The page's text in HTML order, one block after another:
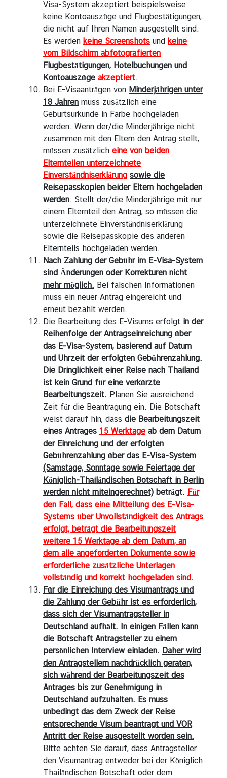
Visa-System akzeptiert beispielsweise
keine Kontoauszüge und Flugbestätigungen,
die nicht auf Ihren Namen ausgestellt sind.
Es werden keine Screenshots und keine
vom Bildschirm abfotografierten
Flugbestätigungen, Hotelbuchungen und
Kontoauszüge akzeptiert.
Bei E-Visaanträgen von Minderjährigen unter
18 Jahren muss zusätzlich eine
Geburtsurkunde in Farbe hochgeladen
werden. Wenn der/die Minderjährige nicht
zusammen mit den Eltern den Antrag stellt,
müssen zusätzlich eine von beiden
Elternteilen unterzeichnete
Einverständniserklärung sowie die
Reisepasskopien beider Eltern hochgeladen
werden. Stellt der/die Minderjährige mit nur
einem Elternteil den Antrag, so müssen die
unterzeichnete Einverständniserklärung
sowie die Reisepasskopie des anderen
Elternteils hochgeladen werden.
Nach Zahlung der Gebühr im E-Visa-System
sind Änderungen oder Korrekturen nicht
mehr möglich. Bei falschen Informationen
muss ein neuer Antrag eingereicht und
erneut bezahlt werden.
Die Bearbeitung des E-Visums erfolgt in der
Reihenfolge der Antragseinreichung über
das E-Visa-System, basierend auf Datum
und Uhrzeit der erfolgten Gebührenzahlung.
Die Dringlichkeit einer Reise nach Thailand
ist kein Grund für eine verkürzte
Bearbeitungszeit. Planen Sie ausreichend
Zeit für die Beantragung ein. Die Botschaft
weist darauf hin, dass die Bearbeitungszeit
eines Antrages 15 Werktage ab dem Datum
der Einreichung und der erfolgten
Gebührenzahlung über das E-Visa-System
(Samstage, Sonntage sowie Feiertage der
Königlich-Thailändischen Botschaft in Berlin
werden nicht miteingerechnet) beträgt. Für
den Fall, dass eine Mitteilung des E-Visa-
Systems über Unvollständigkeit des Antrags
erfolgt, beträgt die Bearbeitungszeit
weitere 15 Werktage ab dem Datum, an
dem alle angeforderten Dokumente sowie
erforderliche zusätzliche Unterlagen
vollständig und korrekt hochgeladen sind.
Für die Einreichung des Visumantrags und
die Zahlung der Gebühr ist es erforderlich,
dass sich der Visumantragsteller in
Deutschland aufhält. In einigen Fällen kann
die Botschaft Antragsteller zu einem
persönlichen Interview einladen. Daher wird
den Antragstellern nachdrücklich geraten,
sich während der Bearbeitungszeit des
Antrages bis zur Genehmigung in
Deutschland aufzuhalten. Es muss
unbedingt das dem Zweck der Reise
entsprechende Visum beantragt und VOR
Antritt der Reise ausgestellt worden sein.
Bitte achten Sie darauf, dass Antragsteller
den Visumantrag entweder bei der Königlich
Thailändischen Botschaft oder dem